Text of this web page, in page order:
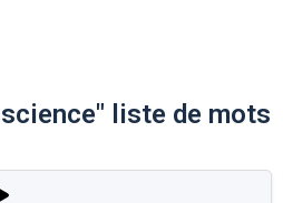
liste de mots